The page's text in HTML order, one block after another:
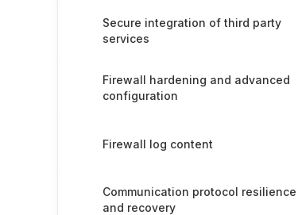
Secure integration of third party
services
Firewall hardening and advanced
configuration
Firewall log content
Communication protocol resilience
and recovery